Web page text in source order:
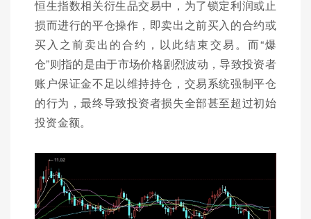
恒生指数相关衍生品交易中，为了锁定利润或止
损而进行的平仓操作，即卖出之前买入的合约或
买入之前卖出的合约，以此结束交易。而“爆
仓”则指的是由于市场价格剧烈波动，导致投资者
账户保证金不足以维持持仓，交易系统强制平仓
的行为，最终导致投资者损失全部甚至超过初始
投资金额。